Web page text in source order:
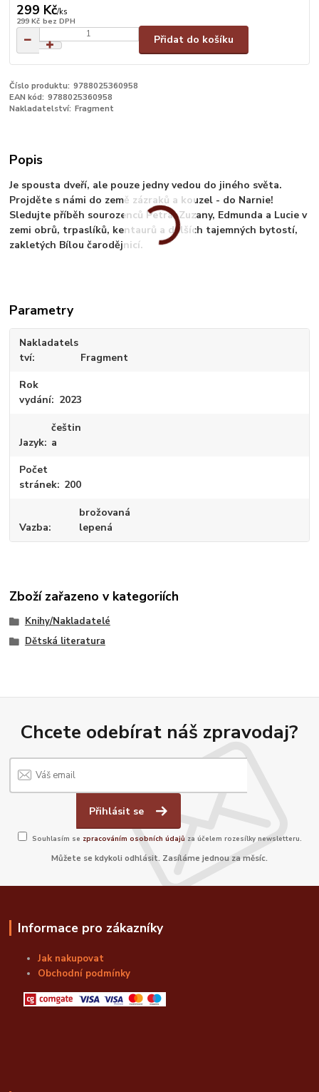
299 Kč/ks
299 Kč bez DPH
Přidat do košíku
Číslo produktu: 9788025360958
EAN kód: 9788025360958
Nakladatelství: Fragment
Popis
Je spousta dveří, ale pouze jedny vedou do jiného světa.
Projděte s námi do země zázraků a kouzel - do Narnie!
Sledujte příběh sourozenců Petra, Zuzany, Edmunda a Lucie v
zemi obrů, trpaslíků, kentaurů a dalších tajemných bytostí,
zakletých Bílou čarodějnicí.
Parametry
Nakladatels
tví
Fragment
Rok
vydání
2023
Jazyk
češtin
a
Počet
stránek 200
Vazba
brožovaná
lepená
Zboží zařazeno v kategoriích
Knihy/Nakladatelé
Dětská literatura
Chcete odebírat náš zpravodaj?
Přihlásit se
Souhlasím se zpracováním osobních údajů za účelem rozesílky newsletteru.
Můžete se kdykoli odhlásit. Zasíláme jednou za měsíc.
Informace pro zákazníky
Jak nakupovat
Obchodní podmínky